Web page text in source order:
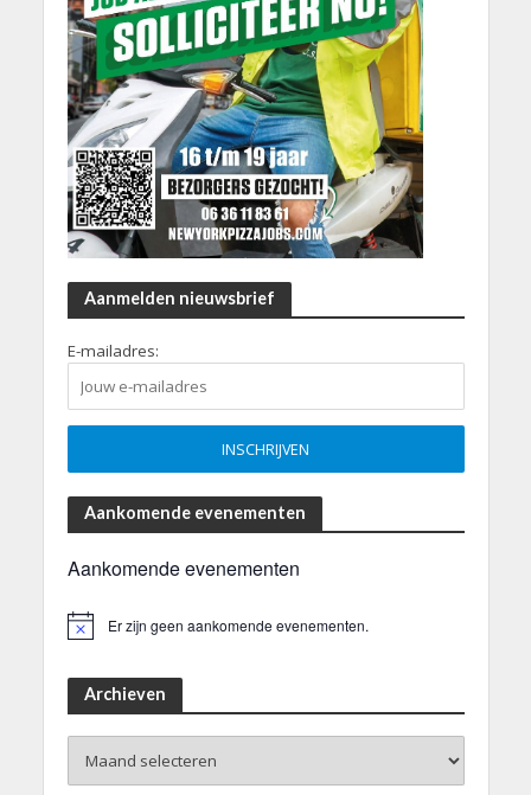
Aanmelden nieuwsbrief
E-mailadres:
Aankomende evenementen
Aankomende evenementen
Er zijn geen aankomende evenementen.
Archieven